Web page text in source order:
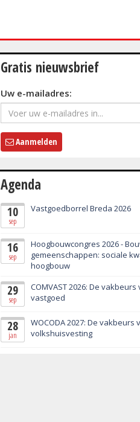
Gratis nieuwsbrief
Uw e-mailadres:
Aanmelden
Agenda
10
sep
Vastgoedborrel Breda 2026
16
sep
Hoogbouwcongres 2026 -
gemeenschappen: sociale
hoogbouw
29
sep
COMVAST 2026: De
vastgoed
28
jan
WOCODA 2027: De vakbeurs
volkshuisvesting